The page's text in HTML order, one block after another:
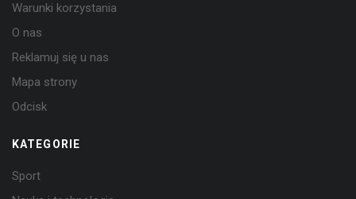
Warunki korzystania
O nas
Reklamuj się u nas
Mapa strony
Odcisk
KATEGORIE
Sport